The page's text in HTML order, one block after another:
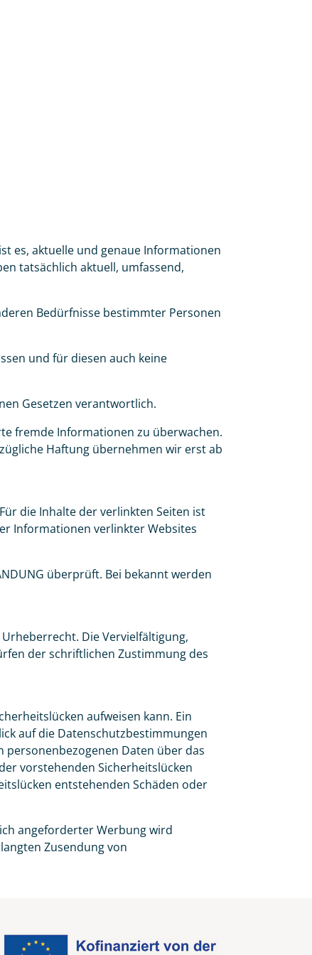
es, aktuelle und genaue Informationen
tatsächlich aktuell, umfassend,
Bedürfnisse bestimmter Personen
und für diesen auch keine
Gesetzen verantwortlich.
fremde Informationen zu überwachen.
Haftung übernehmen wir erst ab
die Inhalte der verlinkten Seiten ist
Informationen verlinkter Websites
überprüft. Bei bekannt werden
Die Vervielfältigung,
der schriftlichen Zustimmung des
aufweisen kann. Ein
auf die Datenschutzbestimmungen
Daten über das
vorstehenden Sicherheitslücken
entstehenden Schäden oder
angeforderter Werbung wird
Zusendung von